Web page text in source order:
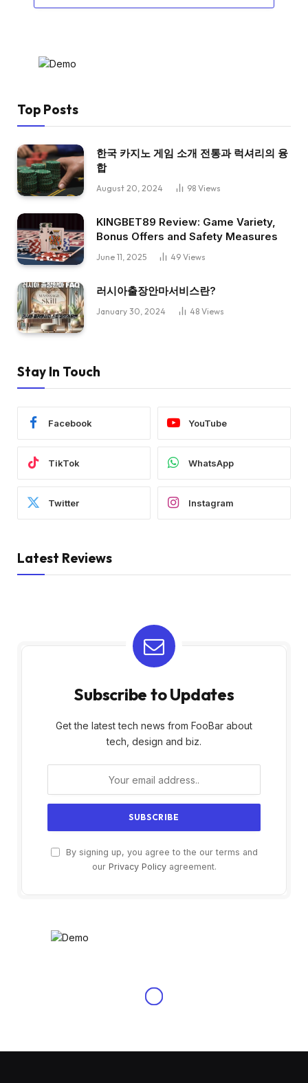
Top Posts
한국 카지노 게임 소개 전통과 럭셔리의 융
합
August 20, 2024 98 Views
KINGBET89 Review: Game Variety,
Bonus Offers and Safety Measures
June 11, 2025 49 Views
러시아출장안마서비스란?
January 30, 2024 48 Views
Stay In Touch
Facebook YouTube
TikTok WhatsApp
Twitter Instagram
Latest Reviews
Subscribe to Updates
Get the latest tech news from FooBar about
tech, design and biz.
By signing up, you agree to the our terms and
our Privacy Policyagreement.